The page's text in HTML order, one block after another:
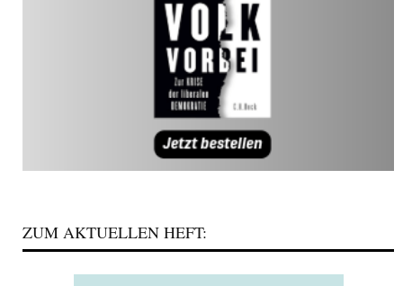
ZUM AKTUELLEN HEFT: